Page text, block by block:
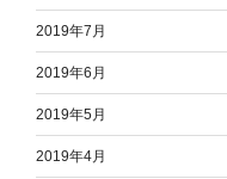
2019年7月
2019年6月
2019年5月
2019年4月